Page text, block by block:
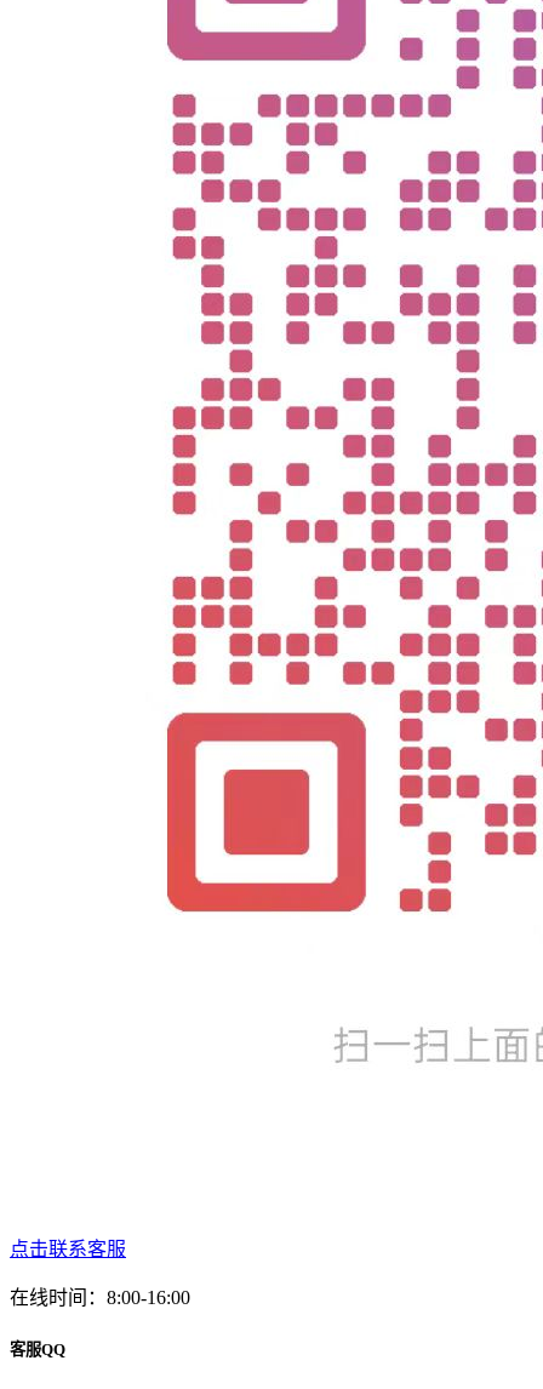
点击联系客服
在线时间：8:00-16:00
客服QQ